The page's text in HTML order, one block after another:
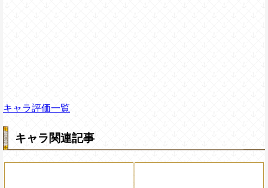
キャラ評価一覧
キャラ関連記事